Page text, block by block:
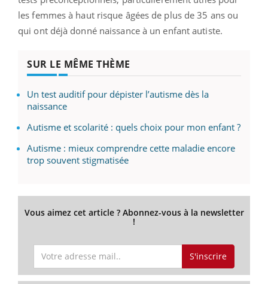
les femmes à haut risque âgées de plus de 35 ans ou
qui ont déjà donné naissance à un enfant autiste.
SUR LE MÊME THÈME
Un test auditif pour dépister l’autisme dès la
naissance
Autisme et scolarité : quels choix pour mon enfant ?
Autisme : mieux comprendre cette maladie encore
trop souvent stigmatisée
Vous aimez cet article ? Abonnez-vous à la newsletter
!
S'inscrire